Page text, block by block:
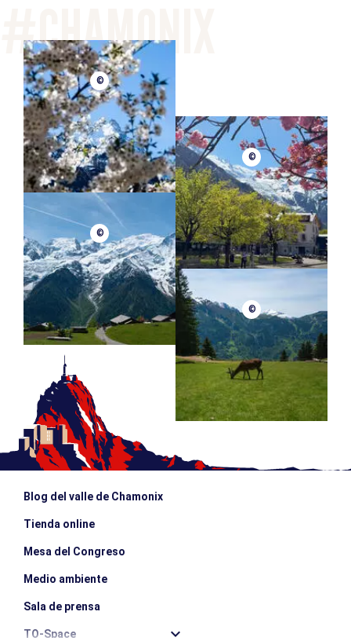
©
©
©
©
Blog del valle de Chamonix
Tienda online
Mesa del Congreso
Medio ambiente
Sala de prensa
TO-Space